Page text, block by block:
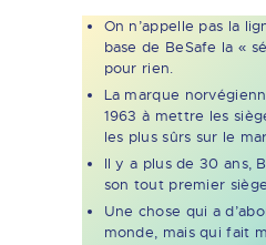
On n’appelle pas la
base de BeSafe la «
pour rien.
La marque
1963 à mettre les
les plus sûrs sur le
Il y a plus de 30 ans,
son tout premier
Une chose qui a
monde, mais qui fait